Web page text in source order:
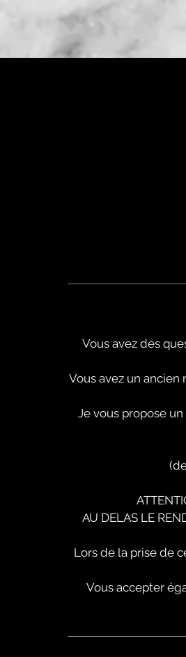
Vous avez des
Vous avez un
Je vous propose
AU DELAS LE
Lors de la prise de
Vous accepter